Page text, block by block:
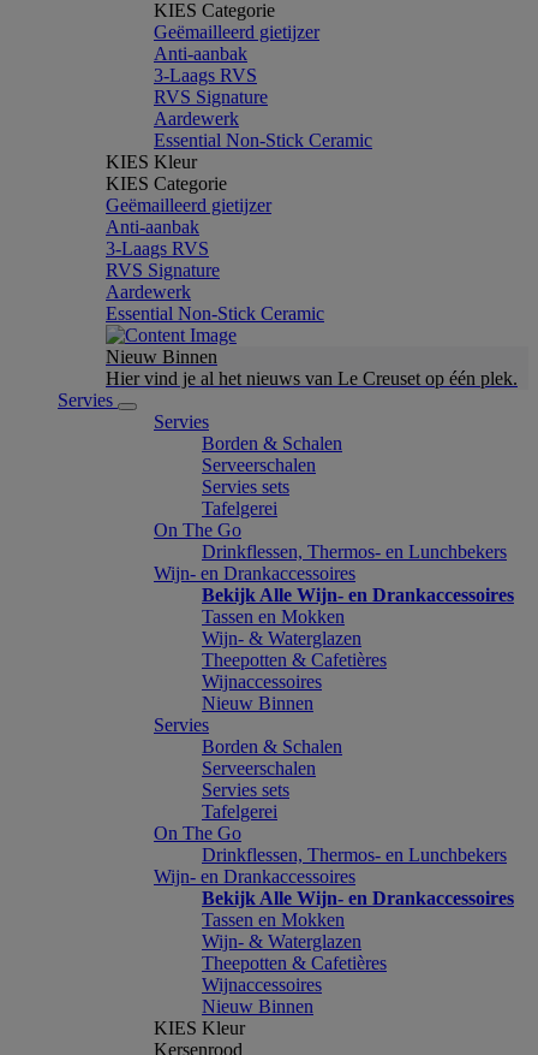
KIES Categorie
Geëmailleerd gietijzer
Anti-aanbak
3-Laags RVS
RVS Signature
Aardewerk
Essential Non-Stick Ceramic
KIES Kleur
KIES Categorie
Geëmailleerd gietijzer
Anti-aanbak
3-Laags RVS
RVS Signature
Aardewerk
Essential Non-Stick Ceramic
Nieuw Binnen
Hier vind je al het nieuws van Le Creuset op één plek.
Servies
Servies
Borden & Schalen
Serveerschalen
Servies sets
Tafelgerei
On The Go
Drinkflessen, Thermos- en Lunchbekers
Wijn- en Drankaccessoires
Bekijk Alle Wijn- en Drankaccessoires
Tassen en Mokken
Wijn- & Waterglazen
Theepotten & Cafetières
Wijnaccessoires
Nieuw Binnen
Servies
Borden & Schalen
Serveerschalen
Servies sets
Tafelgerei
On The Go
Drinkflessen, Thermos- en Lunchbekers
Wijn- en Drankaccessoires
Bekijk Alle Wijn- en Drankaccessoires
Tassen en Mokken
Wijn- & Waterglazen
Theepotten & Cafetières
Wijnaccessoires
Nieuw Binnen
KIES Kleur
Kersenrood